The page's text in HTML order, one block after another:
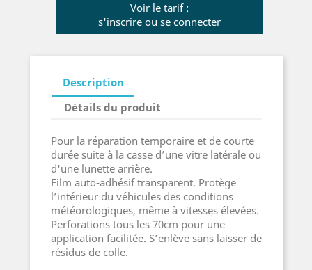
Voir le tarif :
s'inscrire ou se connecter
Description
Détails du produit
Pour la réparation temporaire et de courte
durée suite à la casse d’une vitre latérale ou
d'une lunette arrière.
Film auto-adhésif transparent. Protège
l’intérieur du véhicules des conditions
météorologiques, même à vitesses élevées.
Perforations tous les 70cm pour une
application facilitée. S’enlève sans laisser de
résidus de colle.